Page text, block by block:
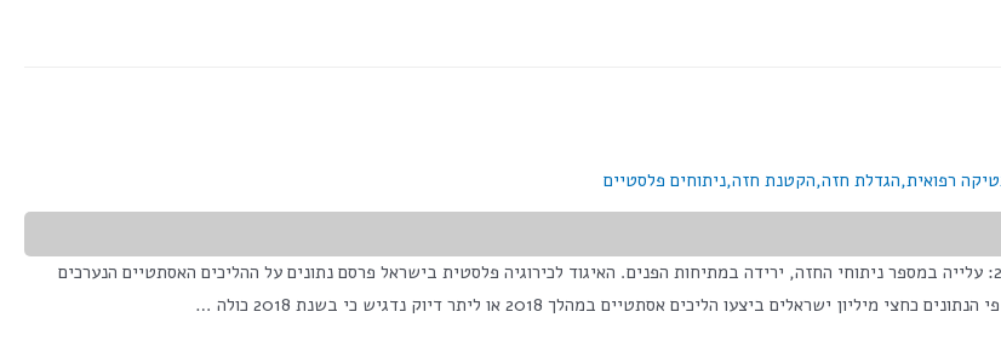
רפואית,הגדלת חזה,הקטנת חזה,ניתוחים פלסטיים
<span class="numV">מס' צפיות בפוסט:</span> 9,238 ניתוחים פלסטיים ב-2018: עלייה במספר ניתוחי החזה, ירידה במתיחות הפנים. האיגוד לכירוגיה פלסטית בישראל פרסם נתונים על ההליכים האסתטיים הנערכים
ביצעו הליכים אסתטיים במהלך 2018 או ליתר דיוק נדגיש כי בשנת 2018 כולה …